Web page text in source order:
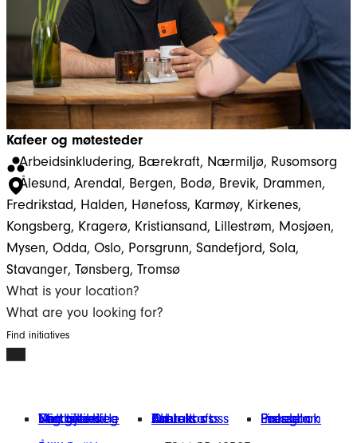
Kafeer og møtesteder
Arbeidsinkludering, Bærekraft, Nærmiljø, Rusomsorg
Ålesund, Arendal, Bergen, Bodø, Brevik, Drammen,
Fredrikstad, Halden, Hønefoss, Karmøy, Kirkenes,
Kongsberg, Kragerø, Kristiansand, Lillestrøm, Mosjøen,
Mysen, Odda, Oslo, Porsgrunn, Sandefjord, Sola,
Stavanger, Tønsberg, Tromsø
What is your location?
What are you looking for?
Find initiatives
Finn tilbud
Vårt arbeid
Engasjer deg
Nettbutikk
Min giverside Om oss
Kontakt oss
Bærekraft
Aktuelt
Jobb hos oss Presse
Facebook
Instagram
LinkedIn